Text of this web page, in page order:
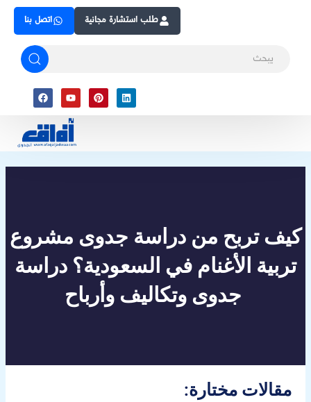
content
اتصل بنا طلب استشارة مجانية
كيف تربح من دراسة جدوى مشروع
تربية الأغنام في السعودية؟ دراسة
:مقالات مختارة